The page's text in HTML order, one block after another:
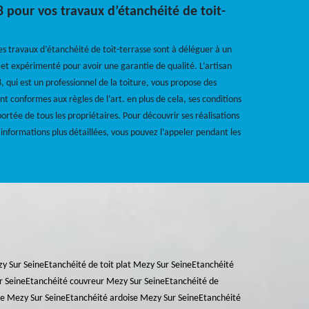
pour vos travaux d’étanchéité de toit-
travaux d’étanchéité de toit-terrasse sont à déléguer à un
expérimenté pour avoir une garantie de qualité. L’artisan
qui est un professionnel de la toiture, vous propose des
conformes aux règles de l’art. en plus de cela, ses conditions
de tous les propriétaires. Pour découvrir ses réalisations
plus détaillées, vous pouvez l’appeler pendant les
Sur SeineEtanchéité de toit plat Mezy Sur SeineEtanchéité
SeineEtanchéité couvreur Mezy Sur SeineEtanchéité de
Mezy Sur SeineEtanchéité ardoise Mezy Sur SeineEtanchéité